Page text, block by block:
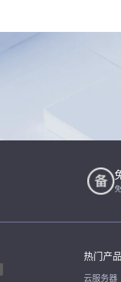
热门产品
云服务器